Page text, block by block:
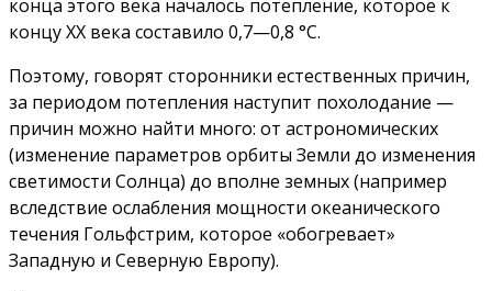
конца этого века началось потепление, которое к
концу XX века составило 0,7—0,8 °С.
Поэтому, говорят сторонники естественных причин,
за периодом потепления наступит похолодание —
причин можно найти много: от астрономических
(изменение параметров орбиты Земли до изменения
светимости Солнца) до вполне земных (например
вследствие ослабления мощности океанического
течения Гольфстрим, которое «обогревает»
Западную и Северную Европу).